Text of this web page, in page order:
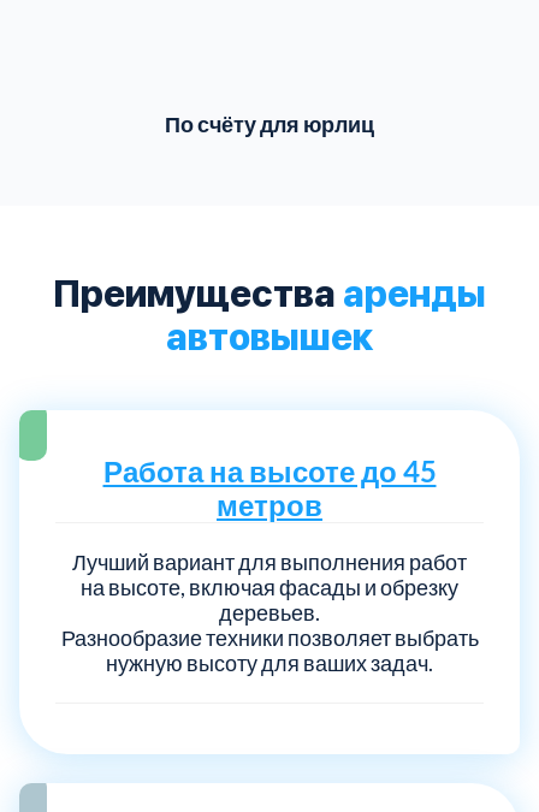
По счёту для юрлиц
Преимущества аренды
автовышек
Работа на высоте до 45
метров
Лучший вариант для выполнения работ
на высоте, включая фасады и обрезку
деревьев.
Разнообразие техники позволяет выбрать
нужную высоту для ваших задач.